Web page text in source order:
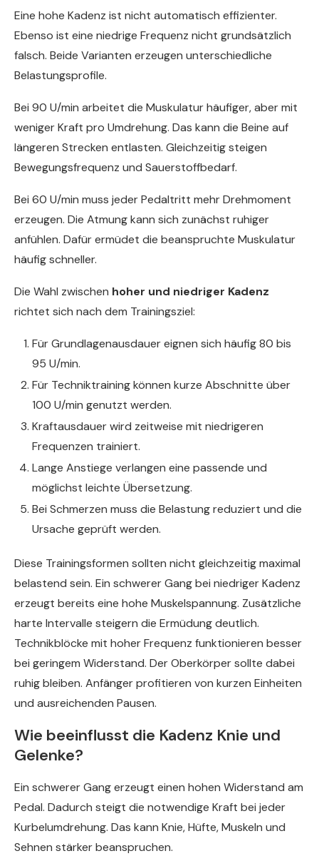
Eine hohe Kadenz ist nicht automatisch effizienter.
Ebenso ist eine niedrige Frequenz nicht grundsätzlich
falsch. Beide Varianten erzeugen unterschiedliche
Belastungsprofile.
Bei 90 U/min arbeitet die Muskulatur häufiger, aber mit
weniger Kraft pro Umdrehung. Das kann die Beine auf
längeren Strecken entlasten. Gleichzeitig steigen
Bewegungsfrequenz und Sauerstoffbedarf.
Bei 60 U/min muss jeder Pedaltritt mehr Drehmoment
erzeugen. Die Atmung kann sich zunächst ruhiger
anfühlen. Dafür ermüdet die beanspruchte Muskulatur
häufig schneller.
Die Wahl zwischen hoher und niedriger Kadenz
richtet sich nach dem Trainingsziel:
Für Grundlagenausdauer eignen sich häufig 80 bis
95 U/min.
Für Techniktraining können kurze Abschnitte über
100 U/min genutzt werden.
Kraftausdauer wird zeitweise mit niedrigeren
Frequenzen trainiert.
Lange Anstiege verlangen eine passende und
möglichst leichte Übersetzung.
Bei Schmerzen muss die Belastung reduziert und die
Ursache geprüft werden.
Diese Trainingsformen sollten nicht gleichzeitig maximal
belastend sein. Ein schwerer Gang bei niedriger Kadenz
erzeugt bereits eine hohe Muskelspannung. Zusätzliche
harte Intervalle steigern die Ermüdung deutlich.
Technikblöcke mit hoher Frequenz funktionieren besser
bei geringem Widerstand. Der Oberkörper sollte dabei
ruhig bleiben. Anfänger profitieren von kurzen Einheiten
und ausreichenden Pausen.
Wie beeinflusst die Kadenz Knie und
Gelenke?
Ein schwerer Gang erzeugt einen hohen Widerstand am
Pedal. Dadurch steigt die notwendige Kraft bei jeder
Kurbelumdrehung. Das kann Knie, Hüfte, Muskeln und
Sehnen stärker beanspruchen.